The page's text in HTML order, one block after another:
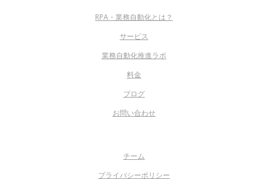
RPA・業務自動化とは？
サービス
業務自動化推進ラボ
料金
ブログ
お問い合わせ
チーム
プライバシーポリシー